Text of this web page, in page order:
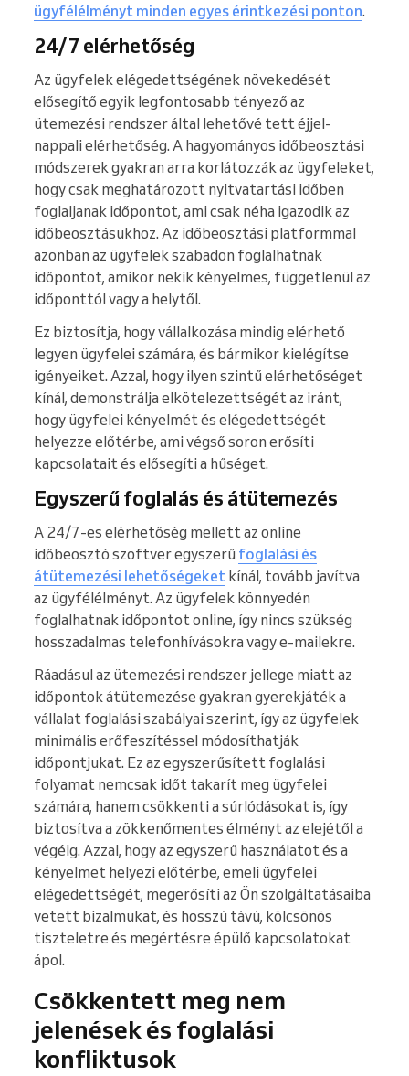
ügyfélélményt minden egyes érintkezési ponton.
24/7 elérhetőség
Az ügyfelek elégedettségének növekedését
elősegítő egyik legfontosabb tényező az
ütemezési rendszer által lehetővé tett éjjel-
nappali elérhetőség. A hagyományos időbeosztási
módszerek gyakran arra korlátozzák az ügyfeleket,
hogy csak meghatározott nyitvatartási időben
foglaljanak időpontot, ami csak néha igazodik az
időbeosztásukhoz. Az időbeosztási platformmal
azonban az ügyfelek szabadon foglalhatnak
időpontot, amikor nekik kényelmes, függetlenül az
időponttól vagy a helytől.
Ez biztosítja, hogy vállalkozása mindig elérhető
legyen ügyfelei számára, és bármikor kielégítse
igényeiket. Azzal, hogy ilyen szintű elérhetőséget
kínál, demonstrálja elkötelezettségét az iránt,
hogy ügyfelei kényelmét és elégedettségét
helyezze előtérbe, ami végső soron erősíti
kapcsolatait és elősegíti a hűséget.
Egyszerű foglalás és átütemezés
A 24/7-es elérhetőség mellett az online
időbeosztó szoftver egyszerű foglalási és
átütemezési lehetőségeket kínál, tovább javítva
az ügyfélélményt. Az ügyfelek könnyedén
foglalhatnak időpontot online, így nincs szükség
hosszadalmas telefonhívásokra vagy e-mailekre.
Ráadásul az ütemezési rendszer jellege miatt az
időpontok átütemezése gyakran gyerekjáték a
vállalat foglalási szabályai szerint, így az ügyfelek
minimális erőfeszítéssel módosíthatják
időpontjukat. Ez az egyszerűsített foglalási
folyamat nemcsak időt takarít meg ügyfelei
számára, hanem csökkenti a súrlódásokat is, így
biztosítva a zökkenőmentes élményt az elejétől a
végéig. Azzal, hogy az egyszerű használatot és a
kényelmet helyezi előtérbe, emeli ügyfelei
elégedettségét, megerősíti az Ön szolgáltatásaiba
vetett bizalmukat, és hosszú távú, kölcsönös
tiszteletre és megértésre épülő kapcsolatokat
ápol.
Csökkentett meg nem
jelenések és foglalási
konfliktusok